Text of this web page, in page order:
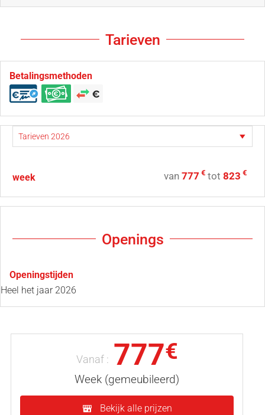
Tarieven
Betalingsmethoden
week van 777 € tot 823 €
Openings
Openingstijden
Heel het jaar 2026
Vanaf : 777€
Week (gemeubileerd)
Bekijk alle prijzen